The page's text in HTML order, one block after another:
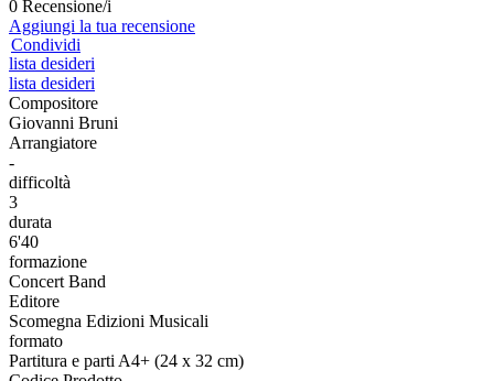
0 Recensione/i
Aggiungi la tua recensione
Condividi
lista desideri
lista desideri
Compositore
Giovanni Bruni
Arrangiatore
-
difficoltà
3
durata
6'40
formazione
Concert Band
Editore
Scomegna Edizioni Musicali
formato
Partitura e parti A4+ (24 x 32 cm)